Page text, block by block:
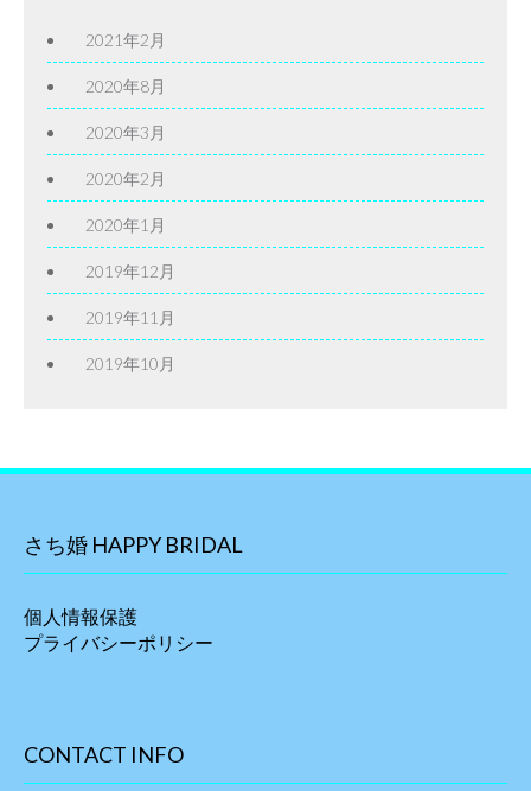
2021年2月
2020年8月
2020年3月
2020年2月
2020年1月
2019年12月
2019年11月
2019年10月
さち婚 HAPPY BRIDAL
個人情報保護
プライバシーポリシー
CONTACT INFO